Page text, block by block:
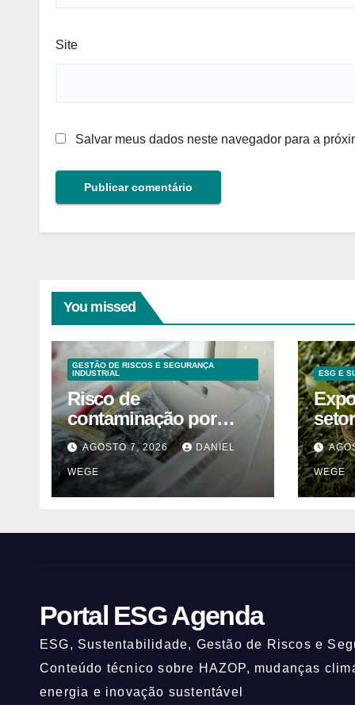
Site
Salvar meus dados neste navegador para a
You missed
GESTÃO DE RISCOS E SEGURANÇA
INDUSTRIAL
Risco de
contaminação por
listeria suspende
venda de mirtilos em
fábricas da América do
Norte – Mix Vale
AGOSTO 7, 2026 DANIEL
WEGE
ESG E
WEGE
Portal ESG Agenda
ESG, Sustentabilidade, Gestão de Riscos e
Conteúdo técnico sobre HAZOP, mudanças
energia e inovação sustentável